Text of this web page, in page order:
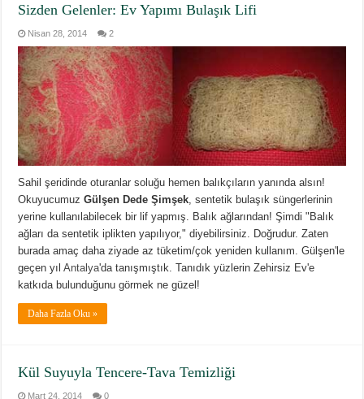
Sizden Gelenler: Ev Yapımı Bulaşık Lifi
Nisan 28, 2014 2
Sahil şeridinde oturanlar soluğu hemen balıkçıların yanında alsın!
OkuyucumuzGülşen Dede Şimşek , sentetik bulaşık süngerlerinin
yerine kullanılabilecek bir lif yapmış. Balık ağlarından! Şimdi "Balık
ağları da sentetik iplikten yapılıyor," diyebilirsiniz. Doğrudur. Zaten
burada amaç daha ziyade az tüketim/çok yeniden kullanım. Gülşen'le
geçen yılAntalya'da tanışmıştık. Tanıdık yüzlerin Zehirsiz Ev'e
katkıda bulunduğunu görmek ne güzel!
Daha Fazla Oku »
Kül Suyuyla Tencere-Tava Temizliği
Mart 24, 2014 0